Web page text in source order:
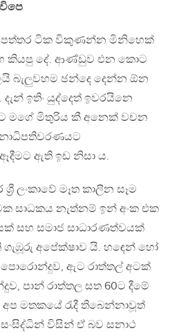
පත්තර ටික විකුණන්න මිනිහෙක්
කියපු දේ. ආණ්ඩුව එන කොට
බැලුවහම ඡන්දෙ දෙන්න ඕන
ඉතිං යුද්දෙත් ඉවරයිනෙ
මගේ මිතුරිය කී අනෙක් වචන
ඇති ඉඩ නිසා ය.
ලංකාවේ මෑත කාලීන සෑම
සාධකය නැත්නම් ඉන් අංක එක
සහ සමාජ සාධාරණත්වයක්
ගැඹූරු අපේක්ෂාව යි. හඳෙන් හෝ
පොරොන්දුව, ඇට රාත්තල් අටක්
පාන් රාත්තල සත 60ට දීමේ
මතකයේ රැදී තිබෙන්නාවූත්
විසින් ඒ බව සනාථ